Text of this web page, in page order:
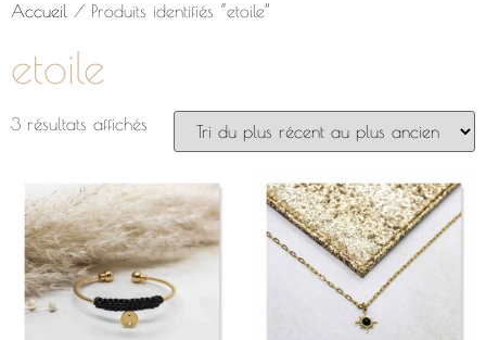
Accueil / Produits identifiés “etoile”
etoile
3 résultats affichés